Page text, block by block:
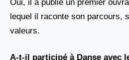
Oui, il a publié un premier
lequel il raconte son parcours,
valeurs.
A-t-il participé à Danse avec